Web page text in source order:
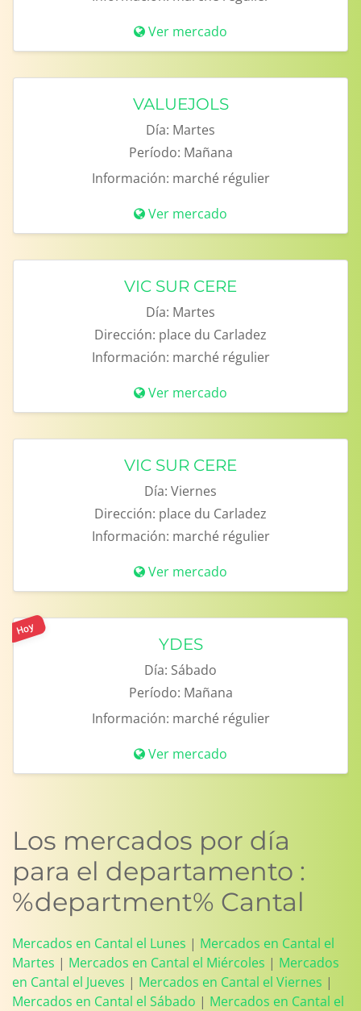
Ver mercado
VALUEJOLS
Día: Martes
Período: Mañana
Información: marché régulier
Ver mercado
VIC SUR CERE
Día: Martes
Dirección: place du Carladez
Información: marché régulier
Ver mercado
VIC SUR CERE
Día: Viernes
Dirección: place du Carladez
Información: marché régulier
Ver mercado
Hoy
YDES
Día: Sábado
Período: Mañana
Información: marché régulier
Ver mercado
Los mercados por día
para el departamento :
%department% Cantal
Mercados en Cantal el Lunes | Mercados en Cantal el
Martes | Mercados en Cantal el Miércoles | Mercados
en Cantal el Jueves | Mercados en Cantal el Viernes |
Mercados en Cantal el Sábado | Mercados en Cantal el